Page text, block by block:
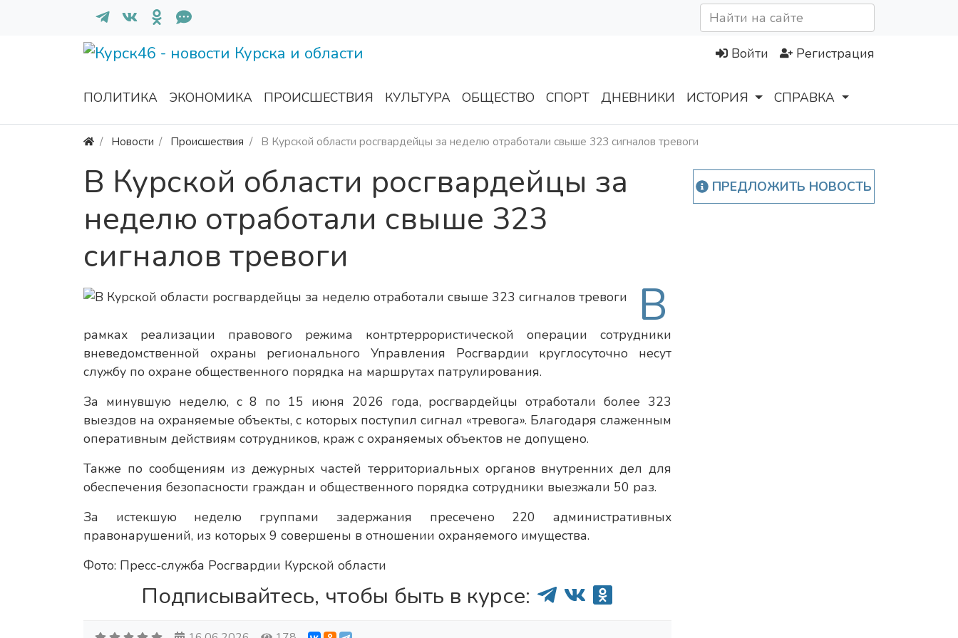
Войти Регистрация
ПОЛИТИКА ЭКОНОМИКА ПРОИСШЕСТВИЯ КУЛЬТУРА ОБЩЕСТВО СПОРТ ДНЕВНИКИ ИСТОРИЯ СПРАВКА
Новости Происшествия В Курской области росгвардейцы за неделю отработали свыше 323 сигналов тревоги
В Курской области росгвардейцы за
неделю отработали свыше 323
сигналов тревоги
В
рамках реализации правового режима контртеррористической операции сотрудники
вневедомственной охраны регионального Управления Росгвардии круглосуточно несут
службу по охране общественного порядка на маршрутах патрулирования.
За минувшую неделю, с 8 по 15 июня 2026 года, росгвардейцы отработали более 323
выездов на охраняемые объекты, с которых поступил сигнал «тревога». Благодаря слаженным
оперативным действиям сотрудников, краж с охраняемых объектов не допущено.
Также по сообщениям из дежурных частей территориальных органов внутренних дел для
обеспечения безопасности граждан и общественного порядка сотрудники выезжали 50 раз.
За истекшую неделю группами задержания пресечено 220 административных
правонарушений, из которых 9 совершены в отношении охраняемого имущества.
Фото: Пресс-служба Росгвардии Курской области
Подписывайтесь, чтобы быть в курсе:
ПРЕДЛОЖИТЬ НОВОСТЬ